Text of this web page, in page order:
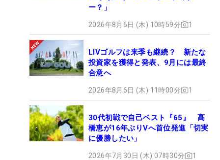
ー？」
2026年8月6日 (木) 10時59分 1
LIVゴルフは来季も継続？ 新たな
投資家を獲得と発表、9月には最終
合意へ
2026年8月6日 (木) 11時00分 1
30代初戦で自己ベスト『65』 髙
橋恵が16年ぶりVへ首位発進「切実
に優勝したい」
2026年7月30日 (木) 07時30分 1